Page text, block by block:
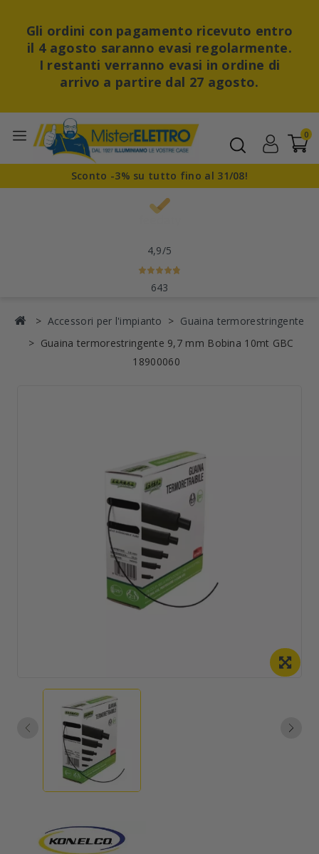
Gli ordini con pagamento ricevuto entro
il 4 agosto saranno evasi regolarmente.
I restanti verranno evasi in ordine di
arrivo a partire dal 27 agosto.
0
Sconto -3% su tutto fino al 31/08!
4,9/5
643
Accessori per l'impianto
Guaina termorestringente
Guaina termorestringente 9,7 mm Bobina 10mt GBC
18900060